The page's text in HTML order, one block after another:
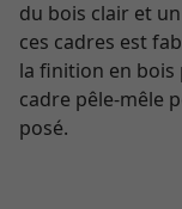
du bois clair et
ces cadres est
la finition en
cadre pêle-mêle
posé.